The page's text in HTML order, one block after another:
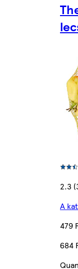
2.3
A
479
684